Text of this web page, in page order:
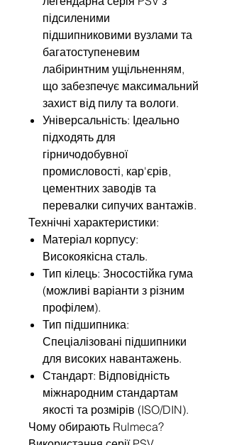
підсиленими
підшипниковими вузлами та
багатоступеневим
лабіринтним ущільненням,
що забезпечує максимальний
захист від пилу та вологи.
Універсальність: Ідеально
підходять для
гірничодобувної
промисловості, кар'єрів,
цементних заводів та
перевалки сипучих вантажів.
Технічні характеристики:
Матеріал корпусу:
Високоякісна сталь.
Тип кілець: Зносостійка гума
(можливі варіанти з різним
профілем).
Тип підшипника:
Спеціалізовані підшипники
для високих навантажень.
Стандарт: Відповідність
міжнародним стандартам
якості та розмірів (ISO/DIN).
Чому обирають Rulmeca?